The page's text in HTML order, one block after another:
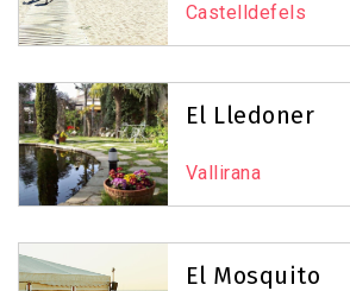
Castelldefels
El Lledoner
Vallirana
El Mosquito